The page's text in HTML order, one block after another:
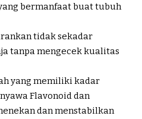
bermanfaat buat tubuh
tidak sekadar
tanpa mengecek kualitas
yang memiliki kadar
Flavonoid dan
dan menstabilkan